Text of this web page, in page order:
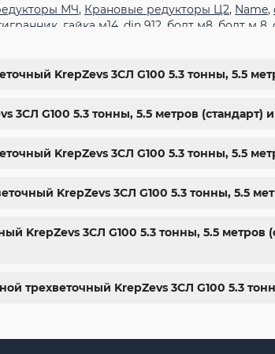
МЧ, Крановые редукторы Ц2, Name,
гайка м14 din 912 болт м8 болт м 8
гайки,магазин метизов киев,купить винты,
KrepZevs 3СЛ G100 5.3 тонны, 5.5
G100 5.3 тонны, 5.5 метров (стандарт)
KrepZevs 3СЛ G100 5.3 тонны, 5.5
KrepZevs 3СЛ G100 5.3 тонны, 5.5
KrepZevs 3СЛ G100 5.3 тонны, 5.5 метров
трехветочный KrepZevs 3СЛ G100 5.3